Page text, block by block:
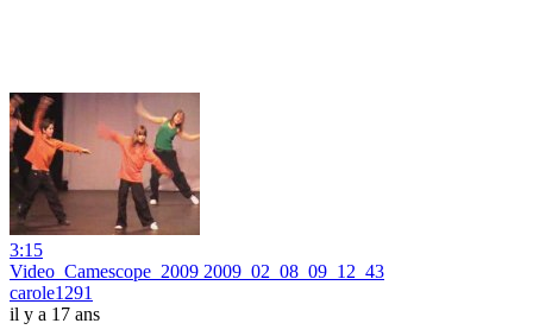
3:15
Video_Camescope_2009 2009_02_08_09_12_43
carole1291
il y a 17 ans